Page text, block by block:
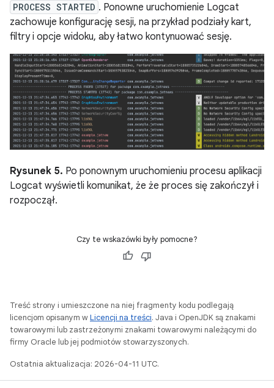
PROCESS STARTED . Ponowne uruchomienie Logcat
zachowuje konfigurację sesji, na przykład podziały kart,
filtry i opcje widoku, aby łatwo kontynuować sesję.
Rysunek 5. Po ponownym uruchomieniu procesu aplikacji
Logcat wyświetli komunikat, że że proces się zakończył i
rozpoczął.
Czy te wskazówki były pomocne?
Treść strony i umieszczone na niej fragmenty kodu podlegają
licencjom opisanym wLicencji na treści. Java i OpenJDK są znakami
towarowymi lub zastrzeżonymi znakami towarowymi należącymi do
firmy Oracle lub jej podmiotów stowarzyszonych.
Ostatnia aktualizacja: 2026-04-11 UTC.